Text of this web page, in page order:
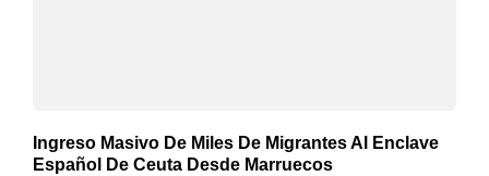
Ingreso Masivo De Miles De Migrantes Al Enclave
Español De Ceuta Desde Marruecos